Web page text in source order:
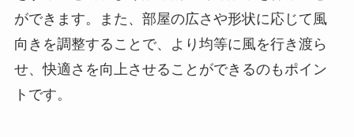
ができます。また、部屋の広さや形状に応じて風
向きを調整することで、より均等に風を行き渡ら
せ、快適さを向上させることができるのもポイン
トです。